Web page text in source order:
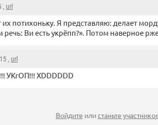
, url
их потихоньку. Я представляю: делает
Ви есть укрёпп?». Потом наверное
, url
УКrОП!!! XDDDDDD
Войдите илистаньте